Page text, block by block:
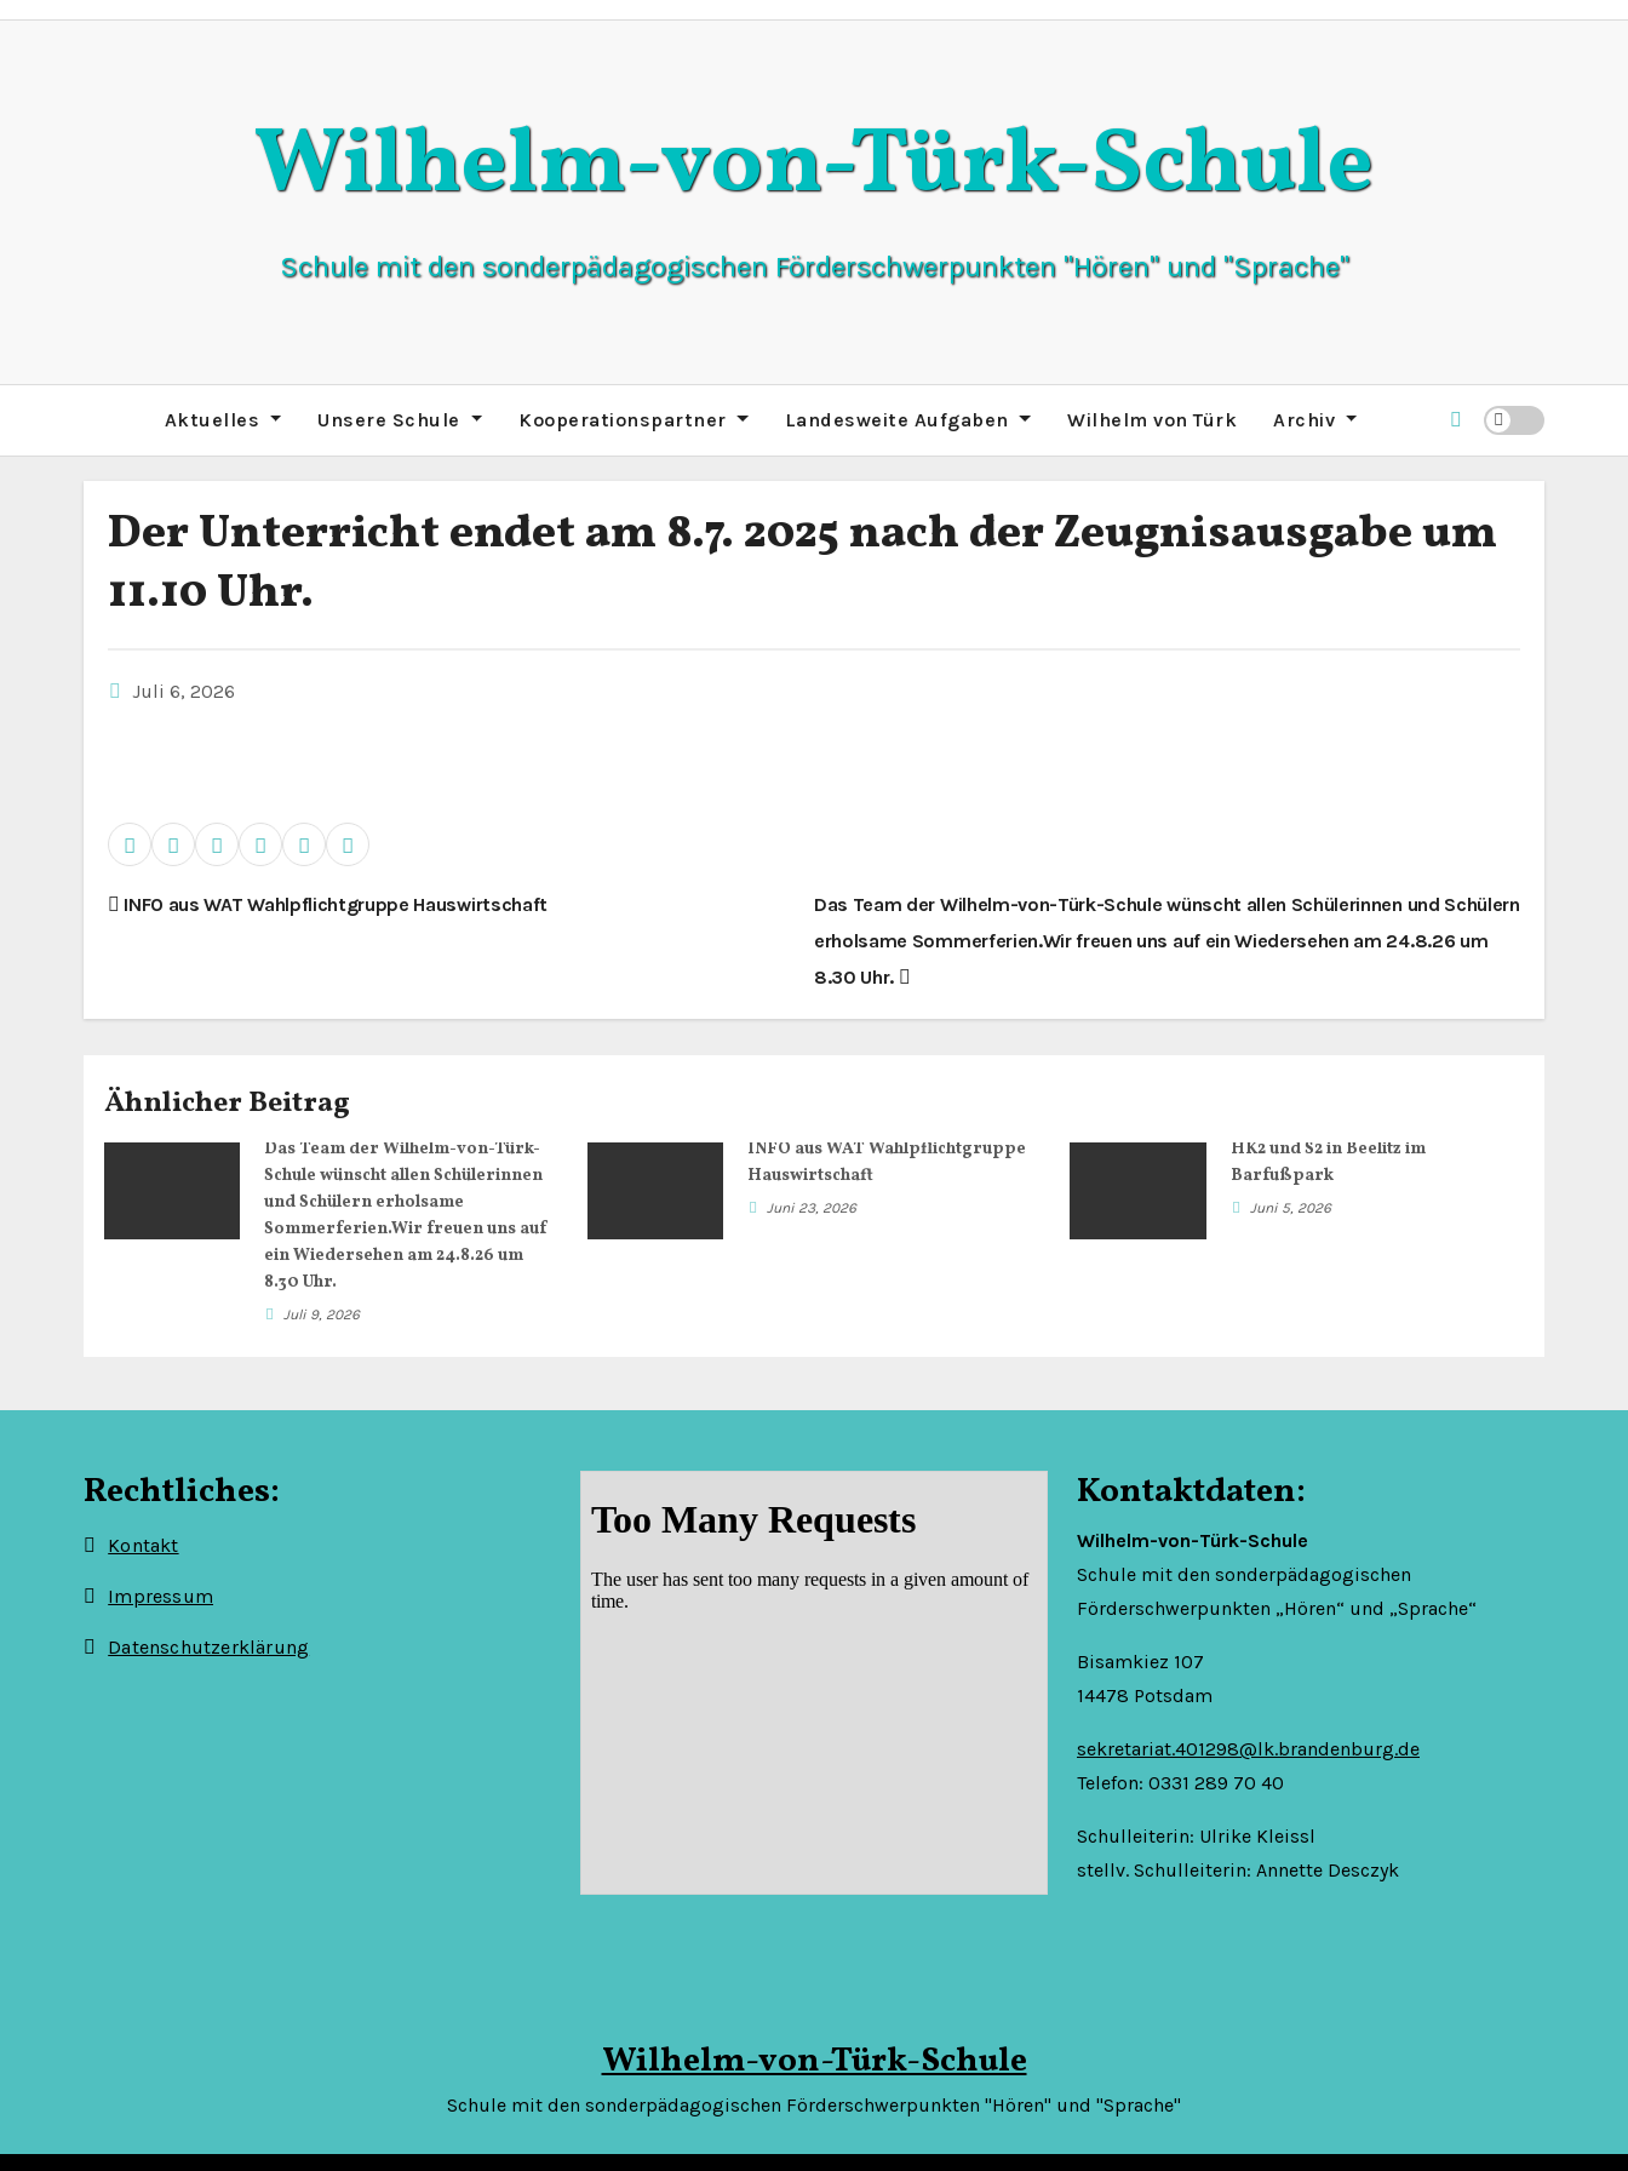
Zum
Wilhelm-von-Türk-Schule
Schule mit den sonderpädagogischen Förderschwerpunkten "Hören" und "Sprache"
Aktuelles Unsere Schule Kooperationspartner Landesweite Aufgaben Wilhelm von Türk Archiv
Der Unterricht endet am 8.7. 2025 nach der Zeugnisausgabe um
11.10 Uhr.
Juli 6, 2026
B
i
r
a
s
v
g
a
t
i
INFO aus WAT Wahlpflichtgruppe Hauswirtschaft
Das Team der Wilhelm-von-Türk-Schule wünscht allen Schülerinnen und Schülern
erholsame Sommerferien.Wir freuen uns auf ein Wiedersehen am 24.8.26 um
8.30 Uhr.
Ähnlicher Beitrag
Das Team der Wilhelm-von-Türk-
Schule wünscht allen Schülerinnen
und Schülern erholsame
Sommerferien.Wir freuen uns auf
ein Wiedersehen am 24.8.26 um
8.30 Uhr.
Juli 9, 2026
INFO aus WAT Wahlpflichtgruppe
Hauswirtschaft
Juni 23, 2026
HK2 und S2 in Beelitz im
Barfußpark
Juni 5, 2026
Rechtliches:
Kontakt
Impressum
Datenschutzerklärung
Kontaktdaten:
Wilhelm-von-Türk-Schule
Schule mit den sonderpädagogischen
Förderschwerpunkten „Hören“ und „Sprache“
Bisamkiez 107
14478 Potsdam
sekretariat.401298@lk.brandenburg.de
Telefon: 0331 289 70 40
Schulleiterin: Ulrike Kleissl
stellv. Schulleiterin: Annette Desczyk
Wilhelm-von-Türk-Schule
Schule mit den sonderpädagogischen Förderschwerpunkten "Hören" und "Sprache"